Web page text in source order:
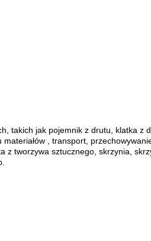
takich jak pojemnik z drutu, klatka z
, transport,
z tworzywa sztucznego, skrzynia,